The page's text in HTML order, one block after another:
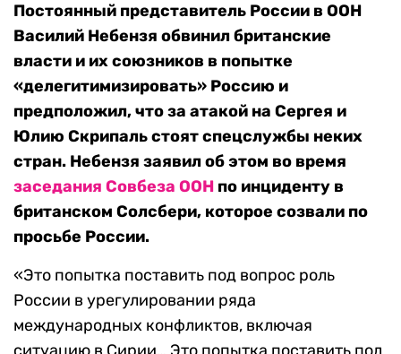
Постоянный представитель России в ООН
Василий Небензя обвинил британские
власти и их союзников в попытке
«делегитимизировать» Россию и
предположил, что за атакой на Сергея и
Юлию Скрипаль стоят спецслужбы неких
стран. Небензя заявил об этом во время
заседания Совбеза ООН по инциденту в
британском Солсбери, которое созвали по
просьбе России.
«Это попытка поставить под вопрос роль
России в урегулировании ряда
международных конфликтов, включая